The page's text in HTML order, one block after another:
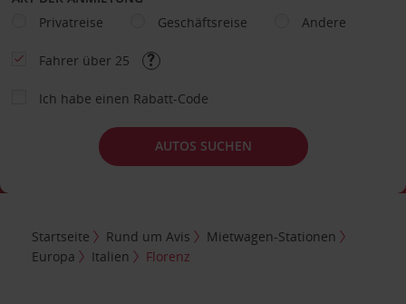
Privatreise
Geschäftsreise Andere
Fahrer über 25
Ich habe einen Rabatt-Code
AUTOS SUCHEN
Startseite Rund um Avis
Mietwagen-Stationen
Europa
Italien Florenz